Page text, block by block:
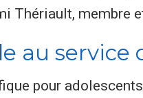
Thériault, membre
au service
pour